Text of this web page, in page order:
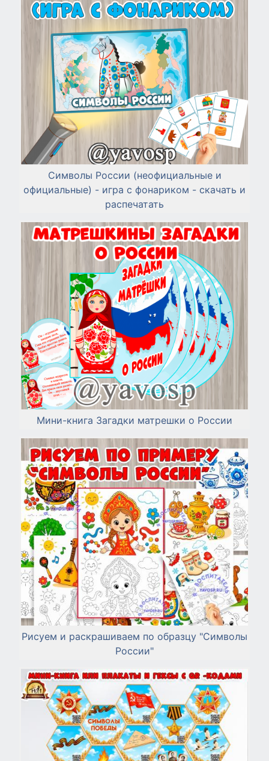
Символы России (неофициальные и
официальные) - игра с фонариком - скачать и
распечатать
Мини-книга Загадки матрешки о России
Рисуем и раскрашиваем по образцу "Символы
России"